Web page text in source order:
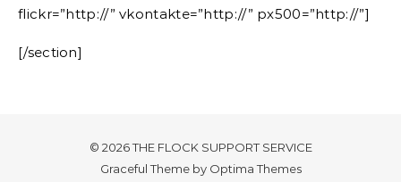
flickr=”http://” vkontakte=”http://” px500=”http://”]
[/section]
© 2026 THE FLOCK SUPPORT SERVICE
Graceful Theme by Optima Themes